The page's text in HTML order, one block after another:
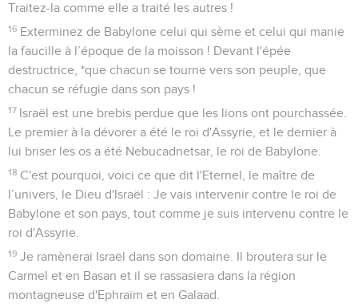
Traitez-la comme elle a traité les autres !
16 Exterminez de Babylone celui qui sème et celui qui manie
la faucille à l’époque de la moisson ! Devant l'épée
destructrice, *que chacun se tourne vers son peuple, que
chacun se réfugie dans son pays !
17 Israël est une brebis perdue que les lions ont pourchassée.
Le premier à la dévorer a été le roi d'Assyrie, et le dernier à
lui briser les os a été Nebucadnetsar, le roi de Babylone.
18 C'est pourquoi, voici ce que dit l'Eternel, le maître de
l’univers, le Dieu d'Israël : Je vais intervenir contre le roi de
Babylone et son pays, tout comme je suis intervenu contre le
roi d'Assyrie.
19 Je ramènerai Israël dans son domaine. Il broutera sur le
Carmel et en Basan et il se rassasiera dans la région
montagneuse d'Ephraïm et en Galaad.